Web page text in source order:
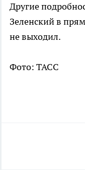
Другие
Зеленский в
не выходил.
Фото: ТАСС